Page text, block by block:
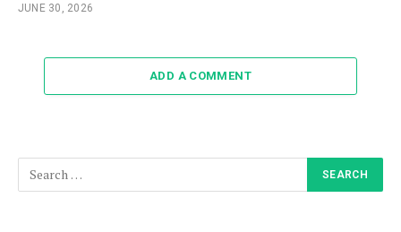
JUNE 30, 2026
ADD A COMMENT